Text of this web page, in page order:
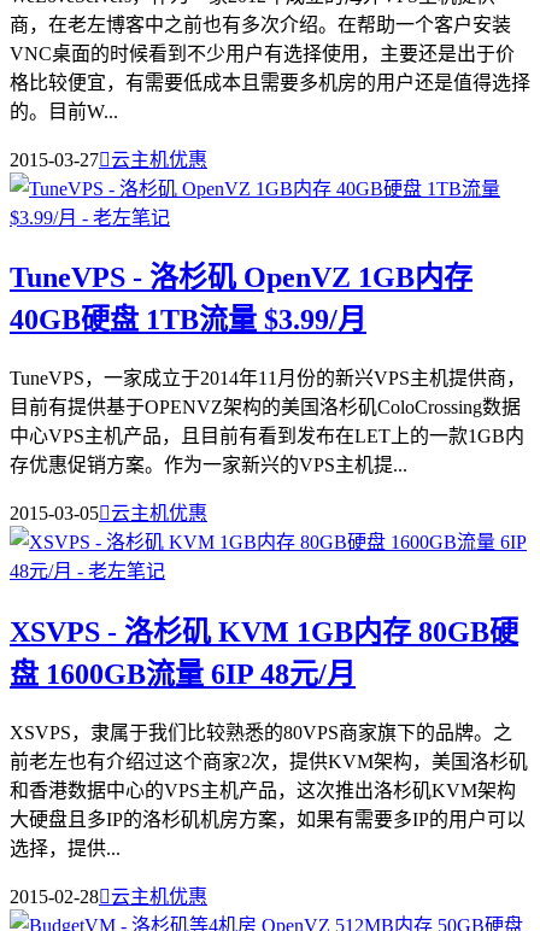
商，在老左博客中之前也有多次介绍。在帮助一个客户安装
VNC桌面的时候看到不少用户有选择使用，主要还是出于价
格比较便宜，有需要低成本且需要多机房的用户还是值得选择
的。目前W...
2015-03-27云主机优惠
TuneVPS - 洛杉矶 OpenVZ 1GB内存
40GB硬盘 1TB流量 $3.99/月
TuneVPS，一家成立于2014年11月份的新兴VPS主机提供商，
目前有提供基于OPENVZ架构的美国洛杉矶ColoCrossing数据
中心VPS主机产品，且目前有看到发布在LET上的一款1GB内
存优惠促销方案。作为一家新兴的VPS主机提...
2015-03-05云主机优惠
XSVPS - 洛杉矶 KVM 1GB内存 80GB硬
盘 1600GB流量 6IP 48元/月
XSVPS，隶属于我们比较熟悉的80VPS商家旗下的品牌。之
前老左也有介绍过这个商家2次，提供KVM架构，美国洛杉矶
和香港数据中心的VPS主机产品，这次推出洛杉矶KVM架构
大硬盘且多IP的洛杉矶机房方案，如果有需要多IP的用户可以
选择，提供...
2015-02-28云主机优惠